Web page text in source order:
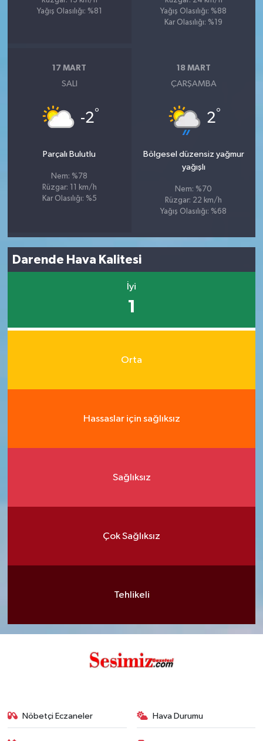
Yağış Olasılığı: %81
Yağış Olasılığı: %88
Kar Olasılığı: %19
17 MART
SALI
-2°
Parçalı Bulutlu
Nem: %78
Rüzgar: 11 km/h
Kar Olasılığı: %5
18 MART
ÇARŞAMBA
2°
Bölgesel düzensiz yağmur
yağışlı
Nem: %70
Rüzgar: 22 km/h
Yağış Olasılığı: %68
Darende Hava Kalitesi
İyi
1
Orta
Hassaslar için sağlıksız
Sağlıksız
Çok Sağlıksız
Tehlikeli
Nöbetçi Eczaneler Hava Durumu